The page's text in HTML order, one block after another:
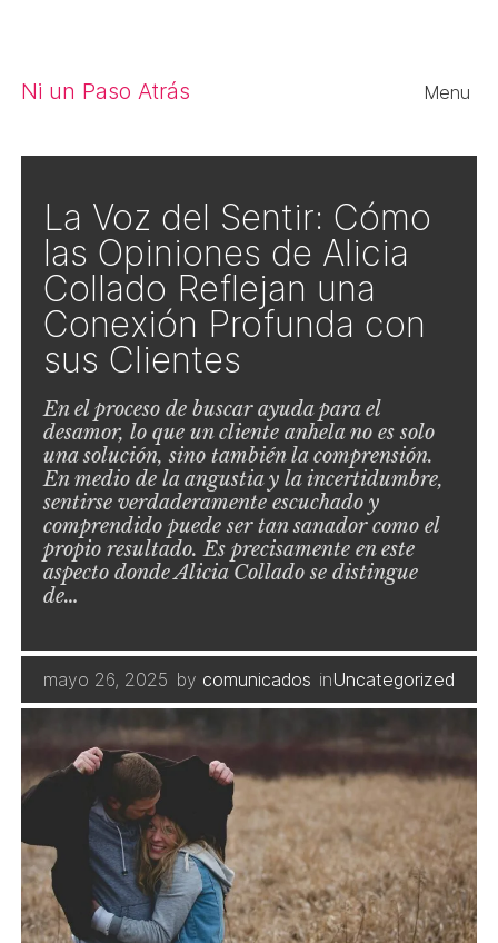
Ni un Paso Atrás Menu
La Voz del Sentir: Cómo
las Opiniones de Alicia
Collado Reflejan una
Conexión Profunda con
sus Clientes
En el proceso de buscar ayuda para el
desamor, lo que un cliente anhela no es solo
una solución, sino también la comprensión.
En medio de la angustia y la incertidumbre,
sentirse verdaderamente escuchado y
comprendido puede ser tan sanador como el
propio resultado. Es precisamente en este
aspecto donde Alicia Collado se distingue
de…
mayo 26, 2025 by comunicados inUncategorized